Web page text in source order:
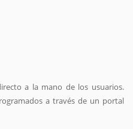
a la mano de los usuarios.
a través de un portal